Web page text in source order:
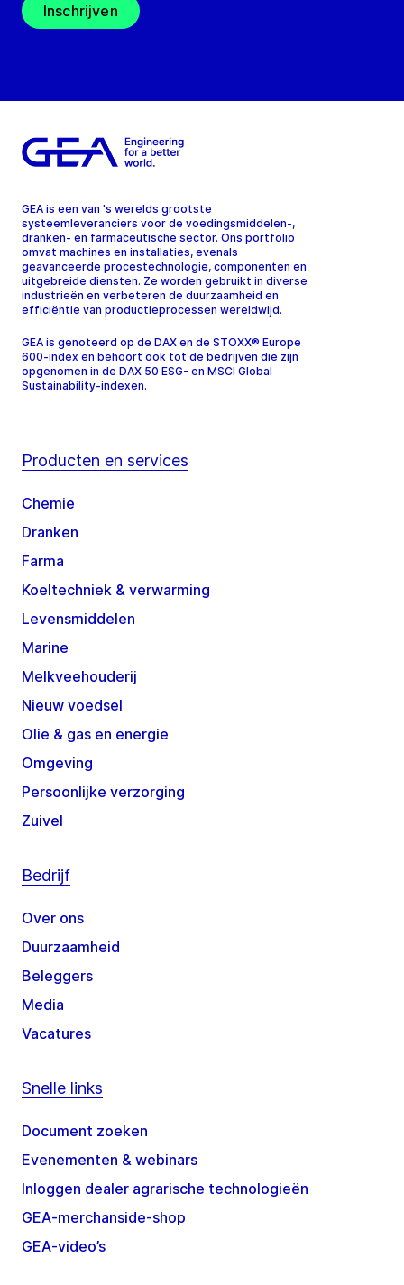
Inschrijven
GEA is een van 's werelds grootste
systeemleveranciers voor de voedingsmiddelen-,
dranken- en farmaceutische sector. Ons portfolio
omvat machines en installaties, evenals
geavanceerde procestechnologie, componenten en
uitgebreide diensten. Ze worden gebruikt in diverse
industrieën en verbeteren de duurzaamheid en
efficiëntie van productieprocessen wereldwijd.
GEA is genoteerd op de DAX en de STOXX® Europe
600-index en behoort ook tot de bedrijven die zijn
opgenomen in de DAX 50 ESG- en MSCI Global
Sustainability-indexen.
Producten en services
Chemie
Dranken
Farma
Koeltechniek & verwarming
Levensmiddelen
Marine
Melkveehouderij
Nieuw voedsel
Olie & gas en energie
Omgeving
Persoonlijke verzorging
Zuivel
Bedrijf
Over ons
Duurzaamheid
Beleggers
Media
Vacatures
Snelle links
Document zoeken
Evenementen & webinars
Inloggen dealer agrarische technologieën
GEA-merchanside-shop
GEA-video’s